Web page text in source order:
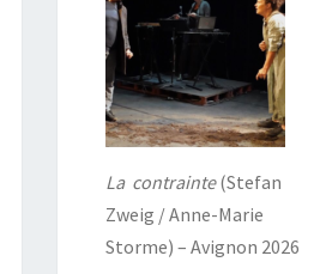
La contrainte(Stefan
Zweig / Anne-Marie
Storme) – Avignon 2026